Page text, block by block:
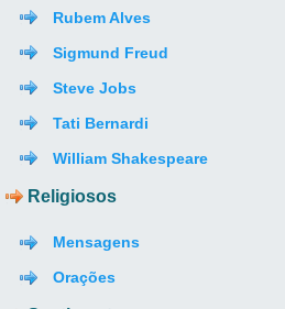
Rubem Alves
Sigmund Freud
Steve Jobs
Tati Bernardi
William Shakespeare
Religiosos
Mensagens
Orações